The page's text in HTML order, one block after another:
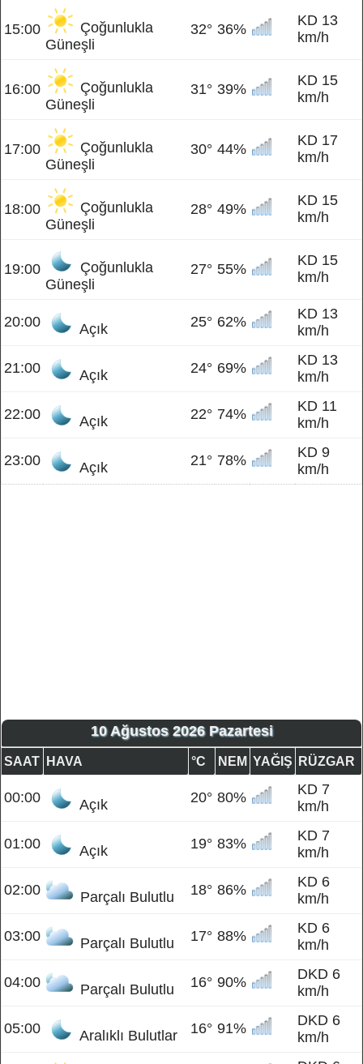
15:00
Çoğunlukla
Güneşli
32° 36%
KD 13
km/h
16:00
Çoğunlukla
Güneşli
31° 39%
KD 15
km/h
17:00
Çoğunlukla
Güneşli
30° 44%
KD 17
km/h
18:00
Çoğunlukla
Güneşli
28° 49%
KD 15
km/h
19:00
Çoğunlukla
Güneşli
27° 55%
KD 15
km/h
20:00 Açık 25° 62%
KD 13
km/h
21:00 Açık 24° 69%
KD 13
km/h
22:00 Açık 22° 74%
KD 11
km/h
23:00 Açık 21° 78%
KD 9
km/h
10 Ağustos 2026 Pazartesi
SAAT HAVA °C NEM YAĞIŞ RÜZGAR
00:00 Açık 20° 80%
KD 7
km/h
01:00 Açık 19° 83%
KD 7
km/h
02:00 Parçalı Bulutlu 18° 86%
KD 6
km/h
03:00 Parçalı Bulutlu 17° 88%
KD 6
km/h
04:00 Parçalı Bulutlu 16° 90%
DKD 6
km/h
05:00 Aralıklı Bulutlar 16° 91%
DKD 6
km/h